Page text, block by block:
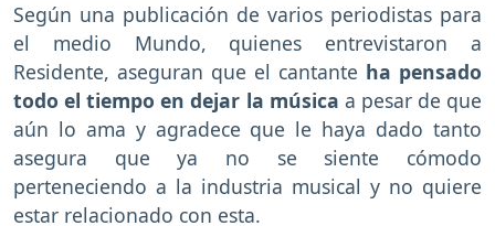
Según una publicación de varios periodistas para
el medio Mundo, quienes entrevistaron a
Residente, aseguran que el cantante ha pensado
todo el tiempo en dejar la música a pesar de que
aún lo ama y agradece que le haya dado tanto
asegura que ya no se siente cómodo
perteneciendo a la industria musical y no quiere
estar relacionado con esta.